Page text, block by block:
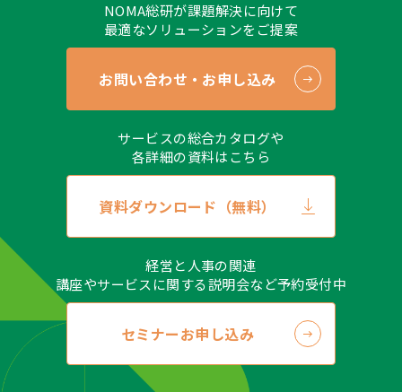
NOMA総研が課題解決に向けて
最適なソリューションをご提案
お問い合わせ・お申し込み
サービスの総合カタログや
各詳細の資料はこちら
資料ダウンロード（無料）
経営と人事の関連
講座やサービスに関する説明会など予約受付中
セミナーお申し込み